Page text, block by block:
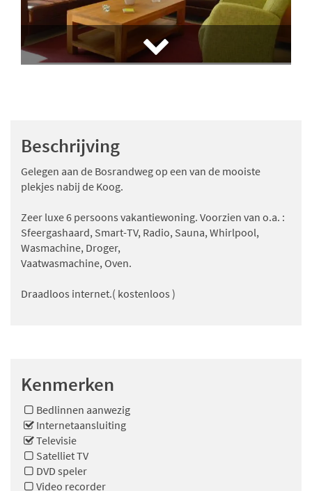
Beschrijving
Gelegen aan de Bosrandweg op een van de mooiste
plekjes nabij de Koog.
Zeer luxe 6 persoons vakantiewoning. Voorzien van o.a. :
Sfeergashaard, Smart-TV, Radio, Sauna, Whirlpool,
Wasmachine, Droger,
Vaatwasmachine, Oven.
Draadloos internet.( kostenloos )
Kenmerken
Bedlinnen aanwezig
Internetaansluiting
Televisie
Satelliet TV
DVD speler
Video recorder